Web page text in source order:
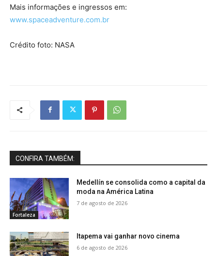
Mais informações e ingressos em:
www.spaceadventure.com.br
Crédito foto: NASA
CONFIRA TAMBÉM:
Fortaleza
Medellín se consolida como a capital da
moda na América Latina
7 de agosto de 2026
Itapema vai ganhar novo cinema
6 de agosto de 2026